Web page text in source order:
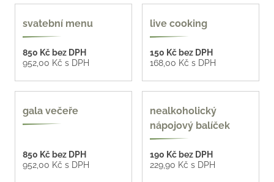
4 varianty
svatební menu
850 Kč bez DPH
952,00 Kč s DPH
8 variant
live cooking
150 Kč bez DPH
168,00 Kč s DPH
4 varianty
gala večeře
850 Kč bez DPH
952,00 Kč s DPH
více možností
nealkoholický
nápojový balíček
190 Kč bez DPH
229,90 Kč s DPH